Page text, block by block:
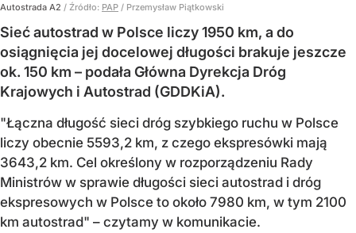
Autostrada A2 / Źródło: PAP / Przemysław Piątkowski
Sieć autostrad w Polsce liczy 1950 km, a do
osiągnięcia jej docelowej długości brakuje jeszcze
ok. 150 km – podała Główna Dyrekcja Dróg
Krajowych i Autostrad (GDDKiA).
"Łączna długość sieci dróg szybkiego ruchu w Polsce
liczy obecnie 5593,2 km, z czego ekspresówki mają
3643,2 km. Cel określony w rozporządzeniu Rady
Ministrów w sprawie długości sieci autostrad i dróg
ekspresowych w Polsce to około 7980 km, w tym 2100
km autostrad" – czytamy w komunikacie.